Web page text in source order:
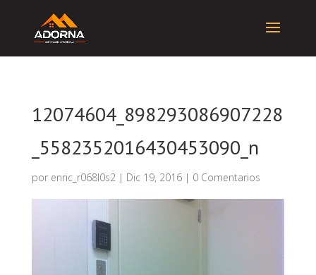
12074604_898293086907228
_5582352016430453090_n
por enric_r068l0s2| Dic 19, 2016| 0 Comentarios